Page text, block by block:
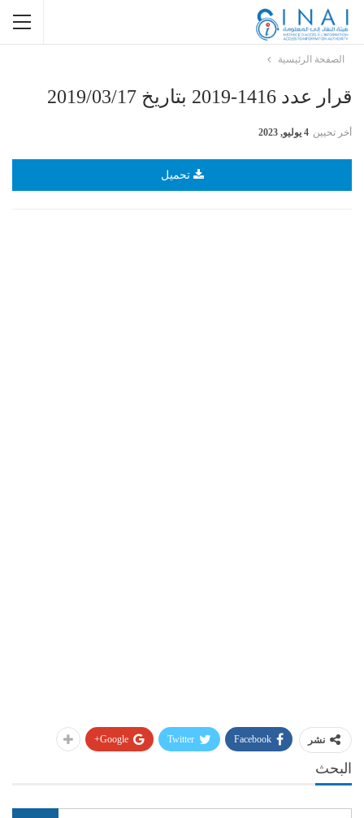
الصفحة الرئيسية
قرار عدد 1416-2019 بتاريخ 2019/03/17
أخر تحيين 4 يوليو, 2023
تحميل
نشر Facebook
Twitter
Google+
البحث